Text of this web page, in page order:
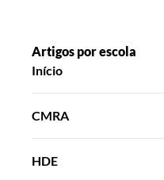
Artigos por escola
Início
CMRA
HDE